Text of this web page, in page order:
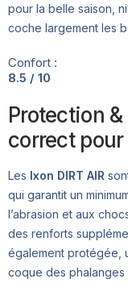
pour la belle saison,
coche largement les
Confort :
8.5 / 10
Protection &
correct pour
Les Ixon DIRT AIR
qui garantit un
l’abrasion et aux
des renforts
également protégée,
coque des phalanges